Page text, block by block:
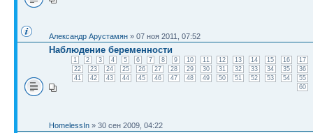
Александр Арустамян » 07 ноя 2011, 07:52
Наблюдение беременности
1 2 3 4 5 6 7 8 9 10 11 12 13 14 15 16
17
22
23 24 25 26 27 28 29 30 31 32 33 34 35
36
41
42 43 44 45 46 47 48 49 50 51 52 53 54
55
60
HomelessIn » 30 сен 2009, 04:22